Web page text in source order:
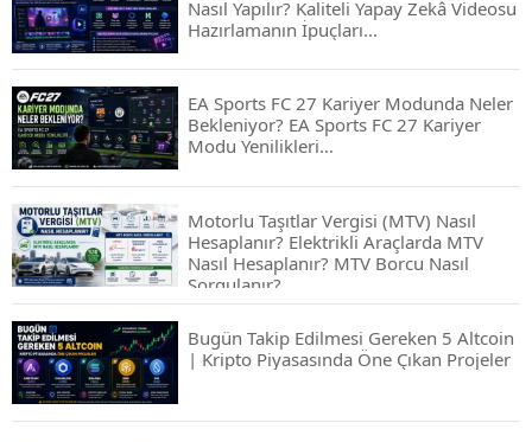
Nasıl Yapılır? Kaliteli Yapay Zekâ Videosu
Hazırlamanın İpuçları...
EA Sports FC 27 Kariyer Modunda Neler
Bekleniyor? EA Sports FC 27 Kariyer
Modu Yenilikleri…
Motorlu Taşıtlar Vergisi (MTV) Nasıl
Hesaplanır? Elektrikli Araçlarda MTV
Nasıl Hesaplanır? MTV Borcu Nasıl
Sorgulanır?
Bugün Takip Edilmesi Gereken 5 Altcoin
| Kripto Piyasasında Öne Çıkan Projeler